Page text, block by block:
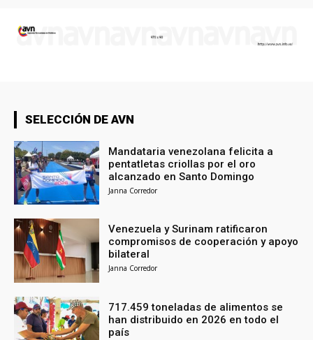
SELECCIÓN DE AVN
Mandataria venezolana felicita a
pentatletas criollas por el oro
alcanzado en Santo Domingo
Janna Corredor
Venezuela y Surinam ratificaron
compromisos de cooperación y apoyo
bilateral
Janna Corredor
717.459 toneladas de alimentos se
han distribuido en 2026 en todo el
país